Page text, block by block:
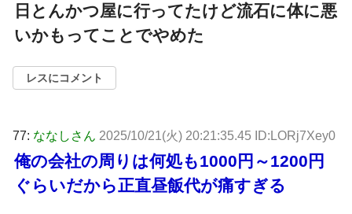
日とんかつ屋に行ってたけど流石に体に悪
いかもってことでやめた
レスにコメント
77: ななしさん 2025/10/21(火) 20:21:35.45 ID:LORj7Xey0
俺の会社の周りは何処も1000円～1200円
ぐらいだから正直昼飯代が痛すぎる